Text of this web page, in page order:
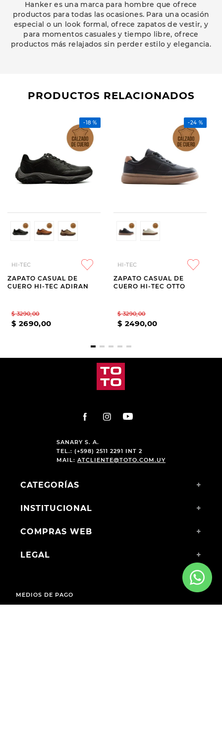
Hanker es una marca para hombre que ofrece
productos para todas las ocasiones. Para una ocasión
especial o un look formal, ofrece zapatos de vestir, y
para momentos casuales y tiempo libre, ofrece
productos más relajados sin perder estilo y elegancia.
PRODUCTOS RELACIONADOS
-18 %
HI-TEC
ZAPATO CASUAL DE
CUERO HI-TEC ADIRAN
$ 3290,00
$ 2690,00
-24 %
HI-TEC
ZAPATO CASUAL DE
CUERO HI-TEC OTTO
$ 3290,00
$ 2490,00
SANARY S. A.
TEL.: (+598) 2511 2291 INT 2
MAIL: ATCLIENTE@TOTO.COM.UY
CATEGORÍAS +
INSTITUCIONAL +
COMPRAS WEB +
LEGAL +
MEDIOS DE PAGO